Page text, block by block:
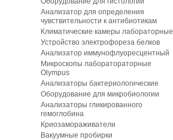
Анализатор для определения
чувствительности к антибиотикам
Климатические камеры лабораторные
Устройство электрофореза белков
Анализатор иммунофлуоресцентный
Микроскопы лаборатораторные
Olympus
Анализаторы бактериологические
Оборудование для микробиологии
Анализаторы гликированного
гемоглобина
Криозамораживатели
Вакуумные пробирки